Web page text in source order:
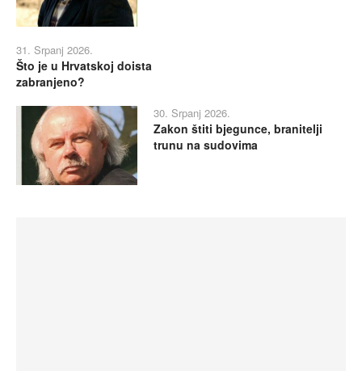
31. Srpanj 2026.
Što je u Hrvatskoj doista
zabranjeno?
30. Srpanj 2026.
Zakon štiti bjegunce, branitelji
trunu na sudovima